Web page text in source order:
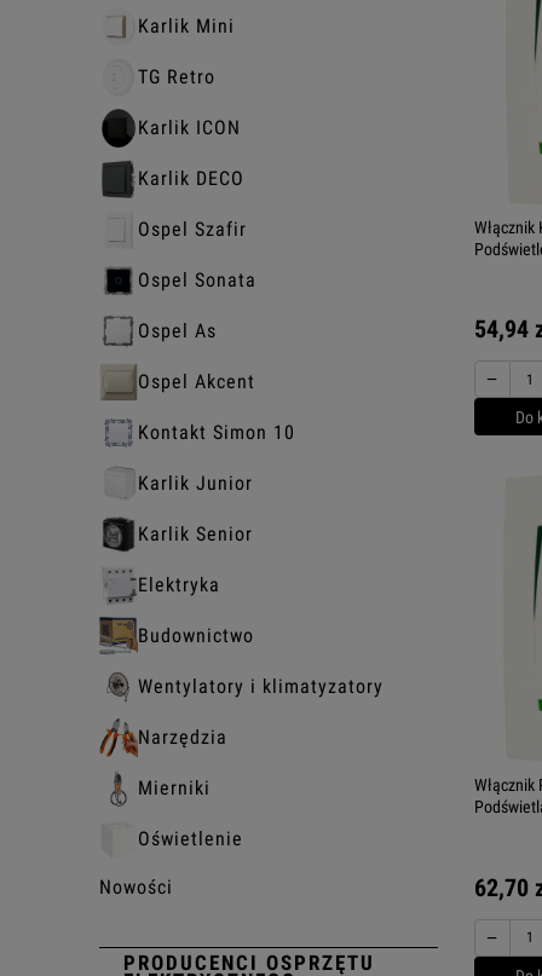
Karlik Mini
TG Retro
Karlik ICON
Karlik DECO
Ospel Szafir
Ospel Sonata
Ospel As
Ospel Akcent
Kontakt Simon 10
Karlik Junior
Karlik Senior
Elektryka
Budownictwo
Wentylatory i klimatyzatory
Narzędzia
Mierniki
Oświetlenie
Nowości
PRODUCENCI OSPRZĘTU
Włącznik
54,94
−
Do
Włącznik
62,70
−